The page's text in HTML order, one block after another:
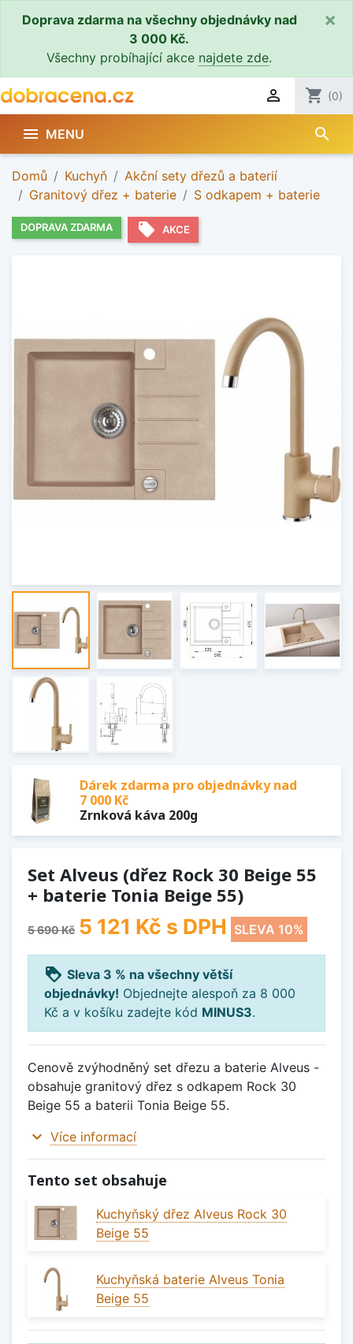
Doprava zdarma na všechny objednávky nad
3 000 Kč.
Všechny probíhající akce najdete zde.
×
 shopping_cart (0)
 MENU search
Domů Kuchyň
Akční sety dřezů a baterií
Granitový dřez + baterie
S odkapem + baterie
DOPRAVA ZDARMA local_offer AKCE
Dárek zdarma pro objednávky nad
7 000 Kč
Zrnková káva 200g
Set Alveus (dřez Rock 30 Beige 55
+ baterie Tonia Beige 55)
5 690 Kč 5 121 Kč s DPH SLEVA 10%
loyalty Sleva 3 % na všechny větší
objednávky! Objednejte alespoň za 8 000
Kč a v košíku zadejte kód MINUS3.
Cenově zvýhodněný set dřezu a baterie Alveus -
obsahuje granitový dřez s odkapem Rock 30
Beige 55 a baterii Tonia Beige 55.
expand_more Více informací
Tento set obsahuje
Kuchyňský dřez Alveus Rock 30
Beige 55
Kuchyňská baterie Alveus Tonia
Beige 55